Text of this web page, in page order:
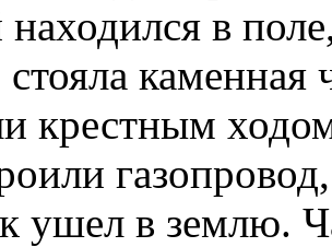
в
стояла
крестным
ушел в землю.